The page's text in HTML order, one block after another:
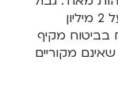
האחריות בביטוח צד ג’ הפניקס עומד על 2 מיליון
מקיף
מקוריים